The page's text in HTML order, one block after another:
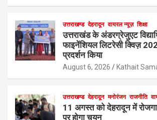
उत्तराखण्ड देहरादून वायरल न्यूज़ शिक्षा
उत्तराखंड के अंडरग्रेजुएट
फाइनेंशियल लिटरेसी क्विज़
प्रदर्शन किया
August 6, 2026 Kathait
उत्तराखण्ड देहरादून मनोरंजन राजनीति
11 अगस्त को देहरादून में
पर होगा चयन